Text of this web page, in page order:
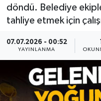
döndü. Belediye
tahliye etmek için
07.07.2026 - 00:52
YAYINLANMA
EĞİTİM
GENEL
Güncel
HABERDE İNSAN
Son Dakika
Haber Arşivi